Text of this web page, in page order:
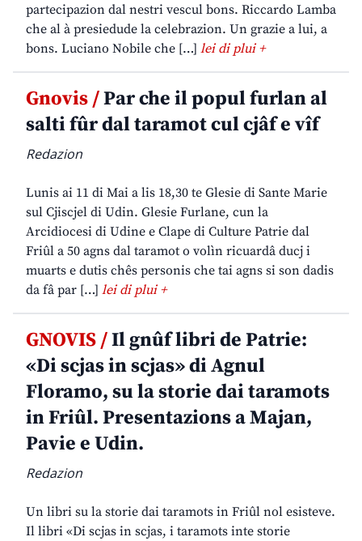
partecipazion dal nestri vescul bons. Riccardo Lamba
che al à presiedude la celebrazion. Un grazie a lui, a
bons. Luciano Nobile che […] lei di plui +
Gnovis /Par che il popul furlan al
salti fûr dal taramot cul cjâf e vîf
Redazion
Lunis ai 11 di Mai a lis 18,30 te Glesie di Sante Marie
sul Cjiscjel di Udin. Glesie Furlane, cun la
Arcidiocesi di Udine e Clape di Culture Patrie dal
Friûl a 50 agns dal taramot o volìn ricuardâ ducj i
muarts e dutis chês personis che tai agns si son dadis
da fâ par […] lei di plui +
GNOVIS /Il gnûf libri de Patrie:
«Di scjas in scjas» di Agnul
Floramo, su la storie dai taramots
in Friûl. Presentazions a Majan,
Pavie e Udin.
Redazion
Un libri su la storie dai taramots in Friûl nol esisteve.
Il libri «Di scjas in scjas, i taramots inte storie